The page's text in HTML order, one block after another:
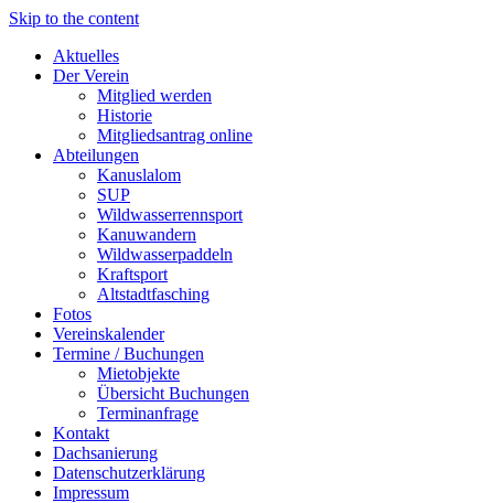
Skip to the content
Aktuelles
Der Verein
Mitglied werden
Historie
Mitgliedsantrag online
Abteilungen
Kanuslalom
SUP
Wildwasserrennsport
Kanuwandern
Wildwasserpaddeln
Kraftsport
Altstadtfasching
Fotos
Vereinskalender
Termine / Buchungen
Mietobjekte
Übersicht Buchungen
Terminanfrage
Kontakt
Dachsanierung
Datenschutzerklärung
Impressum